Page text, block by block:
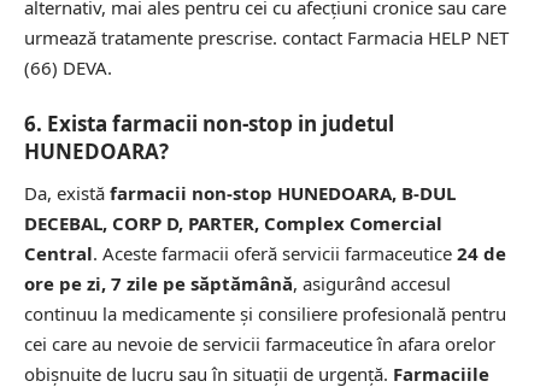
alternativ, mai ales pentru cei cu afecțiuni cronice sau care
urmează tratamente prescrise. contact Farmacia HELP NET
(66) DEVA.
6. Exista farmacii non-stop in judetul
HUNEDOARA?
Da, există farmacii non-stop HUNEDOARA, B-DUL
DECEBAL, CORP D, PARTER, Complex Comercial
Central. Aceste farmacii oferă servicii farmaceutice 24 de
ore pe zi, 7 zile pe săptămână, asigurând accesul
continuu la medicamente și consiliere profesională pentru
cei care au nevoie de servicii farmaceutice în afara orelor
obișnuite de lucru sau în situații de urgență. Farmaciile